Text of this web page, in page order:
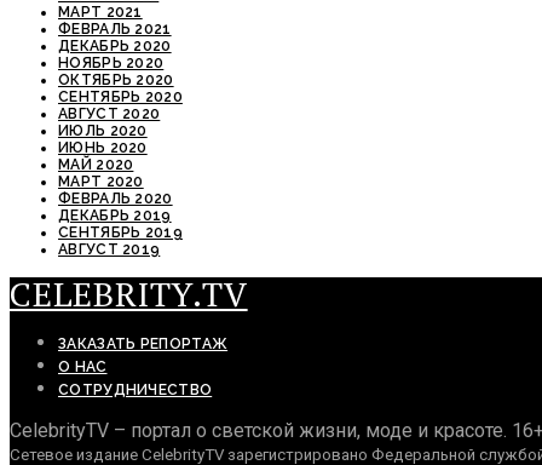
МАРТ 2021
ФЕВРАЛЬ 2021
ДЕКАБРЬ 2020
НОЯБРЬ 2020
ОКТЯБРЬ 2020
СЕНТЯБРЬ 2020
АВГУСТ 2020
ИЮЛЬ 2020
ИЮНЬ 2020
МАЙ 2020
МАРТ 2020
ФЕВРАЛЬ 2020
ДЕКАБРЬ 2019
СЕНТЯБРЬ 2019
АВГУСТ 2019
CELEBRITY.TV
ЗАКАЗАТЬ РЕПОРТАЖ
О НАС
СОТРУДНИЧЕСТВО
CelebrityTV – портал о светской жизни, моде и красоте.
Сетевое издание CelebrityTV зарегистрировано Федеральной